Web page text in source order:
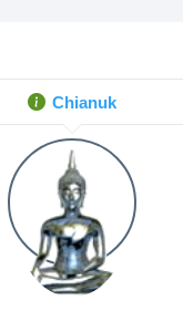
Chianuk